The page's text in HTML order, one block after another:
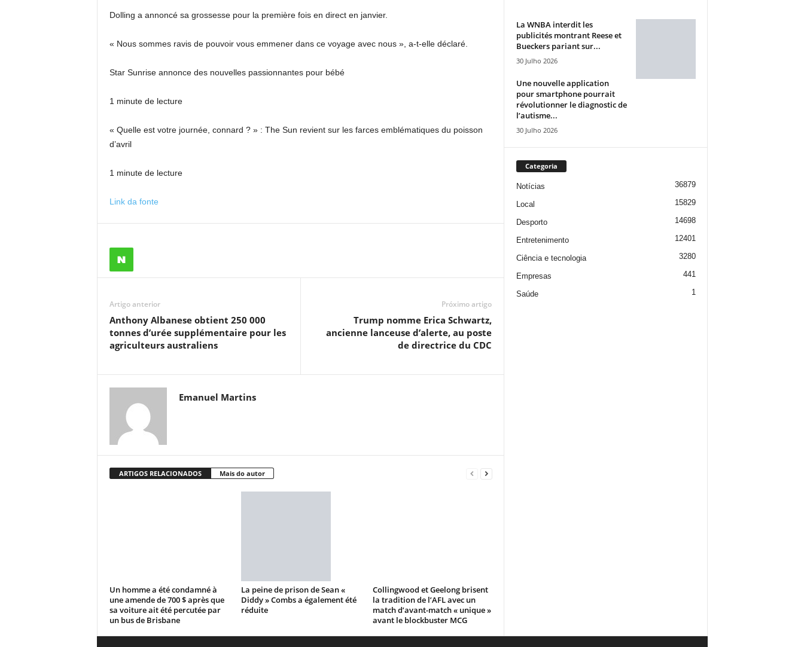
Dolling a annoncé sa grossesse pour la première fois en direct en janvier.
« Nous sommes ravis de pouvoir vous emmener dans ce voyage avec nous », a-t-elle déclaré.
Star Sunrise annonce des nouvelles passionnantes pour bébé
1 minute de lecture
« Quelle est votre journée, connard ? » : The Sun revient sur les farces emblématiques du poisson
d’avril
1 minute de lecture
Link da fonte
Artigo anterior
Anthony Albanese obtient 250 000
tonnes d’urée supplémentaire pour les
agriculteurs australiens
Próximo artigo
Trump nomme Erica Schwartz,
ancienne lanceuse d’alerte, au poste
de directrice du CDC
Emanuel Martins
ARTIGOS RELACIONADOS Mais do autor
Un homme a été condamné à
une amende de 700 $ après que
sa voiture ait été percutée par
un bus de Brisbane
La peine de prison de Sean «
Diddy » Combs a également été
réduite
Collingwood et Geelong brisent
la tradition de l’AFL avec un
match d’avant-match « unique »
avant le blockbuster MCG
La WNBA interdit les
publicités montrant Reese et
Bueckers pariant sur...
30 Julho 2026
Une nouvelle application
pour smartphone pourrait
révolutionner le diagnostic de
l’autisme...
30 Julho 2026
Categoria
Notícias 36879
Local 15829
Desporto 14698
Entretenimento 12401
Ciência e tecnologia 3280
Empresas 441
Saúde 1